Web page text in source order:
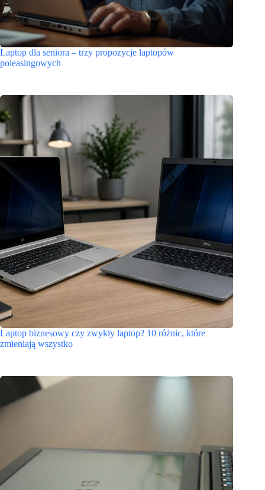
Laptop dla seniora – trzy propozycje laptopów
poleasingowych
Laptop biznesowy czy zwykły laptop? 10 różnic, które
zmieniają wszystko